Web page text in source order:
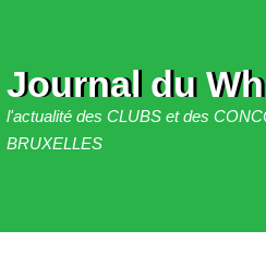
Journal du
l'actualité des CLUBS et des
BRUXELLES